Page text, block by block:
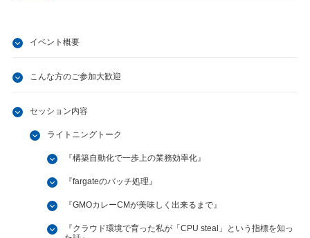
イベント概要
こんな方のご参加大歓迎
セッション内容
ライトニングトーク
『構築自動化で一歩上の業務効率化』
『fargateのバッチ処理』
『GMOカレーCMが美味しく出来るまで』
『クラウド環境で育った私が「CPU steal」という指標を知っ